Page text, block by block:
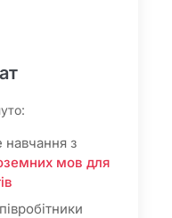
навчання з
мов для